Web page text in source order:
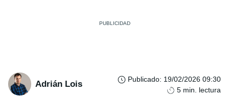
Adrián Lois Publicado: 19/02/2026 09:30
5 min. lectura